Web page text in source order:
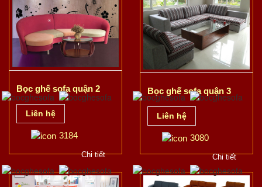
Bọc ghế sofa quận 2
Liên hệ
3184
Chi tiết
Bọc ghế sofa quận 3
Liên hệ
3080
Chi tiết